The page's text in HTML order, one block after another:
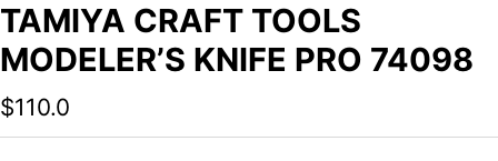
TAMIYA CRAFT TOOLS
MODELER’S KNIFE PRO 74098
$110.0